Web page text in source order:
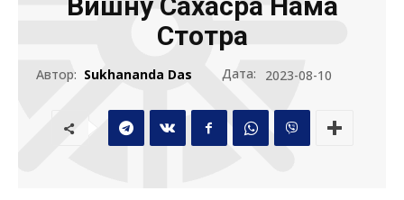
Стотра
Автор: Sukhananda Das Дата: 2023-08-10